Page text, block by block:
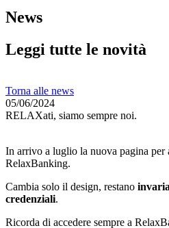
News
Leggi tutte le novità
Torna alle news
05/06/2024
RELAXati, siamo sempre noi.
In arrivo a luglio la nuova pagina per
RelaxBanking.
Cambia solo il design, restano
credenziali.
Ricorda di accedere sempre a